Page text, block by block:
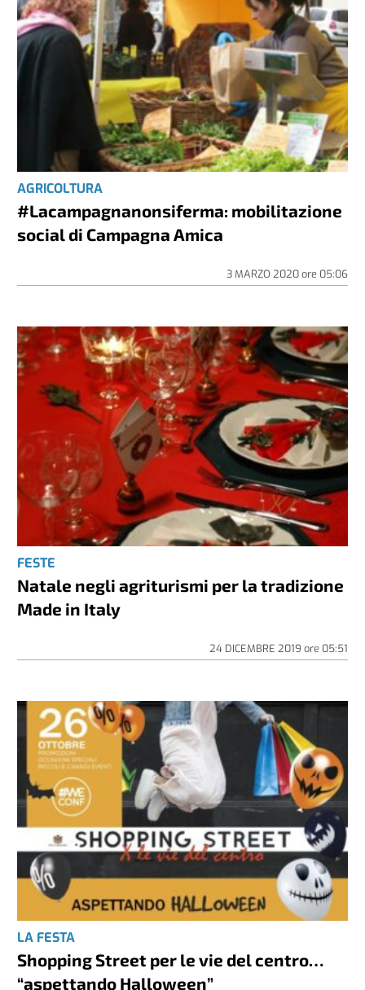
AGRICOLTURA
#Lacampagnanonsiferma: mobilitazione
social di Campagna Amica
3 MARZO 2020ore 05:06
FESTE
Natale negli agriturismi per la tradizione
Made in Italy
24 DICEMBRE 2019 ore 05:51
LA FESTA
Shopping Street per le vie del centro…
“aspettando Halloween”